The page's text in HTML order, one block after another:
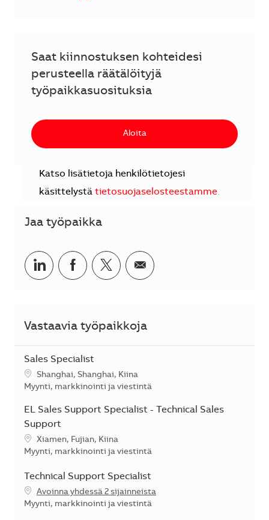
Saat kiinnostuksen kohteidesi
perusteella räätälöityjä
työpaikkasuosituksia
Aloita
Katso lisätietoja henkilötietojesi
käsittelystä tietosuojaselosteestamme.
Jaa työpaikka
Jaa LinkedInissä
Jaa Facebookissa
Jaa Twitterissä
Jaa sähköpostilla
Vastaavia työpaikkoja
Sales Specialist
SijaintiShanghai, Shanghai, Kiina
Kategoria
Myynti, markkinointi ja viestintä
EL Sales Support Specialist - Technical Sales
Support
SijaintiXiamen, Fujian, Kiina
Kategoria
Myynti, markkinointi ja viestintä
Technical Support Specialist
Avoinna yhdessä 2 sijainneista
Kategoria
Myynti, markkinointi ja viestintä